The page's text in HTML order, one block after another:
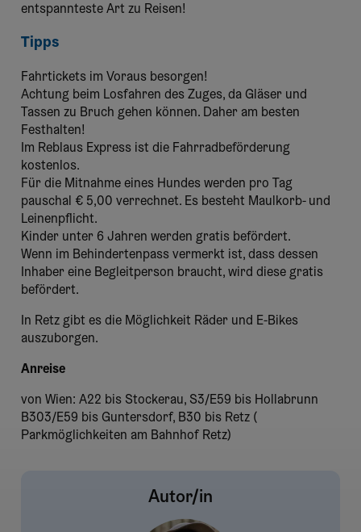
entspannteste Art zu Reisen!
Tipps
Fahrtickets im Voraus besorgen!
Achtung beim Losfahren des Zuges, da Gläser und
Tassen zu Bruch gehen können. Daher am besten
Festhalten!
Im Reblaus Express ist die Fahrradbeförderung
kostenlos.
Für die Mitnahme eines Hundes werden pro Tag
pauschal € 5,00 verrechnet. Es besteht Maulkorb- und
Leinenpflicht.
Kinder unter 6 Jahren werden gratis befördert.
Wenn im Behindertenpass vermerkt ist, dass dessen
Inhaber eine Begleitperson braucht, wird diese gratis
befördert.
In Retz gibt es die Möglichkeit Räder und E-Bikes
auszuborgen.
Anreise
von Wien: A22 bis Stockerau, S3/E59 bis Hollabrunn
B303/E59 bis Guntersdorf, B30 bis Retz (
Parkmöglichkeiten am Bahnhof Retz)
Autor/in